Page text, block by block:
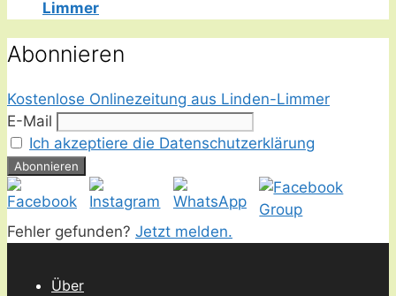
Limmer
Abonnieren
Kostenlose Onlinezeitung aus Linden-Limmer
E-Mail
Ich akzeptiere die Datenschutzerklärung
Fehler gefunden? Jetzt melden.
Über